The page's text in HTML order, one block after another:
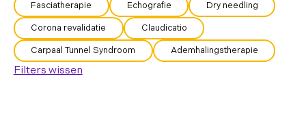
Fasciatherapie Echografie Dry needling
Corona revalidatie Claudicatio
Carpaal Tunnel Syndroom Ademhalingstherapie
Filters wissen